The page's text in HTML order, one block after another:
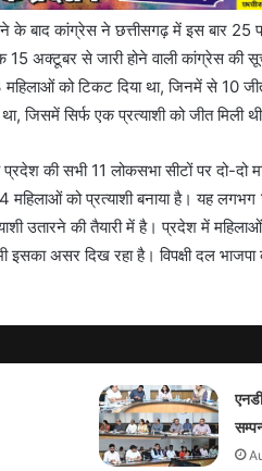
के बाद कांग्रेस ने छत्तीसगढ़ में इस बार 25
15 अक्टूबर से जारी होने वाली कांग्रेस
को टिकट दिया था, जिनमें से 10
जिसमें सिर्फ एक प्रत्याशी को जीत मिली
की सभी 11 लोकसभा सीटों पर दो-दो
को प्रत्याशी बनाया है। यह
उतारने की तैयारी में है। प्रदेश में
असर दिख रहा है। विपक्षी दल भाजपा